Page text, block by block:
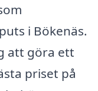
i Bökenäs.
att göra ett
priset på